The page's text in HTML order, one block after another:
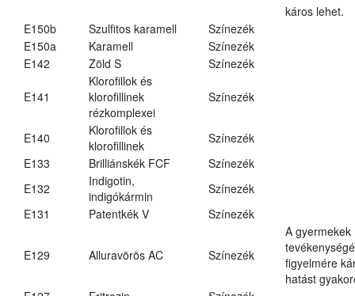
káros lehet.
E150b
Szulfitos karamell
Színezék
E150a
Karamell
Színezék
E142
Zöld S Színezék
E141
Klorofillok és
klorofillinek
rézkomplexei
Színezék
E140
Klorofillok és
klorofillinek
Színezék
E133
Brilliánskék FCF
Színezék
E132
Indigotin,
indigókármin
Színezék
E131
Patentkék V Színezék
E129 Alluravörös AC Színezék
A gyermekek
figyelmére
hatást